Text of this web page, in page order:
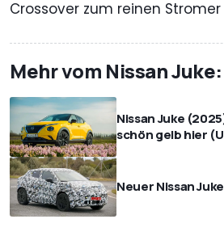
Crossover zum reinen
Mehr vom Nissan Juke:
Nissan Juke
schön gelb hier
Neuer Nissan